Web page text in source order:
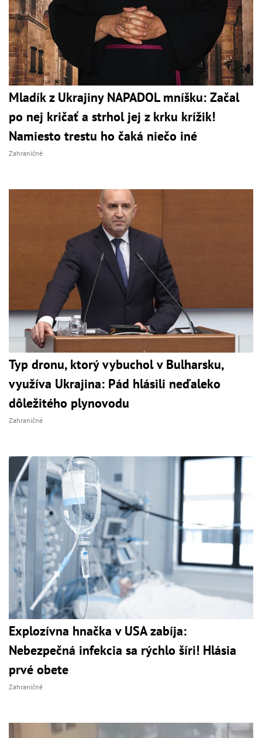
Mladík z Ukrajiny NAPADOL mníšku: Začal
po nej kričať a strhol jej z krku krížik!
Namiesto trestu ho čaká niečo iné
Zahraničné
Typ dronu, ktorý vybuchol v Bulharsku,
využíva Ukrajina: Pád hlásili neďaleko
dôležitého plynovodu
Zahraničné
Explozívna hnačka v USA zabíja:
Nebezpečná infekcia sa rýchlo šíri! Hlásia
prvé obete
Zahraničné